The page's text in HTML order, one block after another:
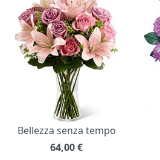
Bellezza senza tempo
64,00€